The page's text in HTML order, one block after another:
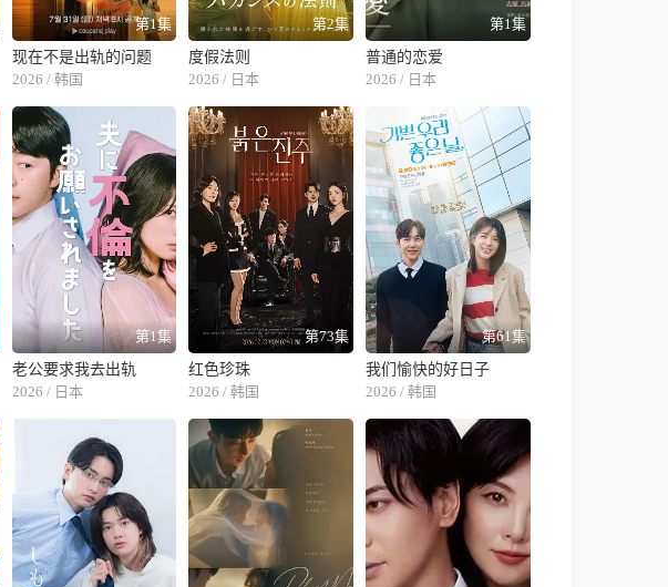
第1集
现在不是出轨的问题
2026 / 韩国
第2集
度假法则
2026 / 日本
第1集
普通的恋爱
2026 / 日本
第1集
老公要求我去出轨
2026 / 日本
第73集
红色珍珠
2026 / 韩国
第61集
我们愉快的好日子
2026 / 韩国